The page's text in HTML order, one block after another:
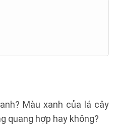
Màu xanh của lá cây
quang hợp hay không?